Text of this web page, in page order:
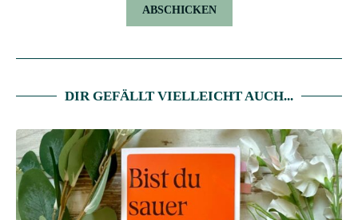
DIR GEFÄLLT VIELLEICHT AUCH...